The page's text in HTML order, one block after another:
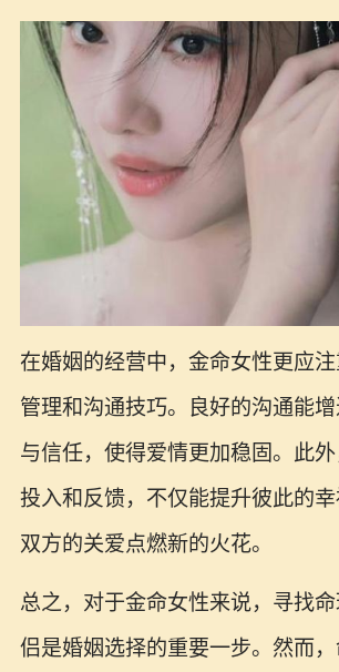
在婚姻的经营中，金命女性更应
管理和沟通技巧。良好的沟通能
与信任，使得爱情更加稳固。此
投入和反馈，不仅能提升彼此的
双方的关爱点燃新的火花。
总之，对于金命女性来说，寻找
侣是婚姻选择的重要一步。然而